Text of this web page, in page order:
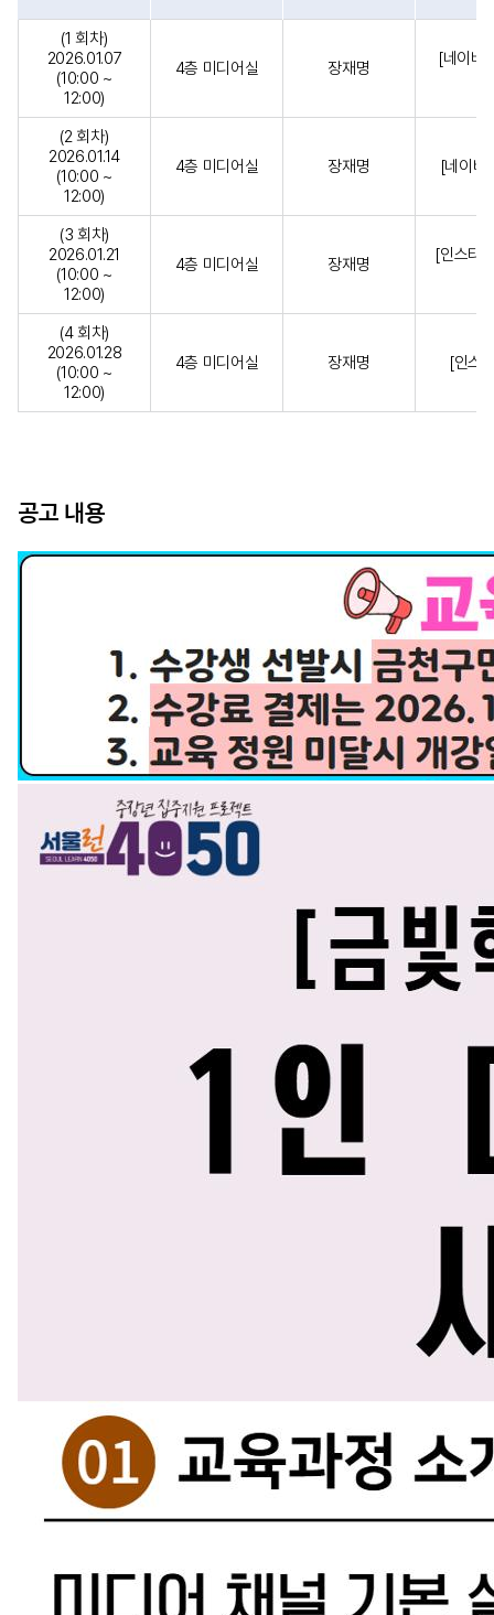
(1 회차)
2026.01.07
(10:00 ~
12:00)
4층 미디어실 장재명 [네이버
(2 회차)
2026.01.14
(10:00 ~
12:00)
4층 미디어실 장재명 [네이버
(3 회차)
2026.01.21
(10:00 ~
12:00)
4층 미디어실 장재명 [인스타
(4 회차)
2026.01.28
(10:00 ~
12:00)
4층 미디어실 장재명 [인스
공고 내용